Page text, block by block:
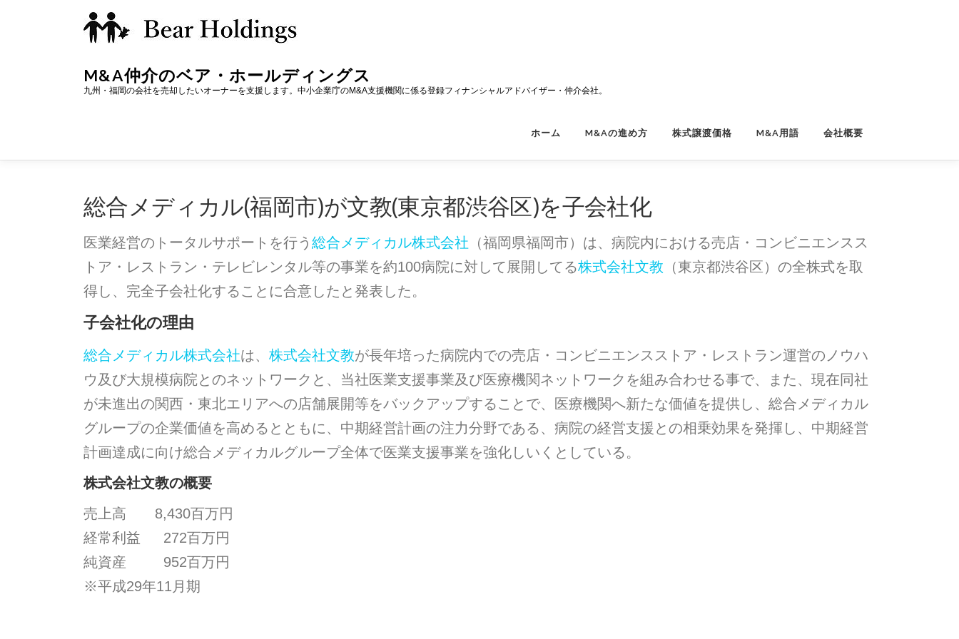
ス
M&A仲介のベア・ホールディングス
九州・福岡の会社を売却したいオーナーを支援します。中小企業庁のM&A支援機関に係る登録フィナンシャルアドバイザー・仲介会社。
ホーム M&Aの進め方 株式譲渡価格 M&A用語 会社概要
総合メディカル(福岡市)が文教(東京都渋谷区)を子会社化
医業経営のトータルサポートを行う 総合メディカル株式会社 （福岡県福岡市）は、病院内における売店・コンビニエンスス
トア・レストラン・テレビレンタル等の事業を約100病院に対して展開してる株式会社文教 （東京都渋谷区）の全株式を取
得し、完全子会社化することに合意したと発表した。
子会社化の理由
総合メディカル株式会社は、 株式会社文教が長年培った病院内での売店・コンビニエンスストア・レストラン運営のノウハ
ウ及び大規模病院とのネットワークと、当社医業支援事業及び医療機関ネットワークを組み合わせる事で、また、現在同社
が未進出の関西・東北エリアへの店舗展開等をバックアップすることで、医療機関へ新たな価値を提供し、総合メディカル
グループの企業価値を高めるとともに、中期経営計画の注力分野である、病院の経営支援との相乗効果を発揮し、中期経営
計画達成に向け総合メディカルグループ全体で医業支援事業を強化しいくとしている。
株式会社文教の概要
売上高 8,430百万円
経常利益 272百万円
純資産 952百万円
※平成29年11月期